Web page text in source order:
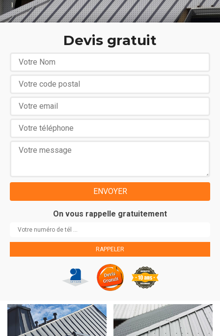
Devis gratuit
On vous rappelle gratuitement